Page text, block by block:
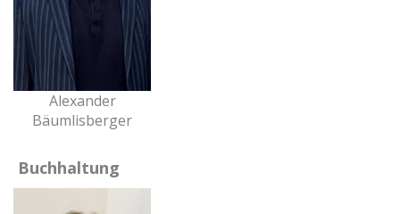
Alexander
Bäumlisberger
Buchhaltung